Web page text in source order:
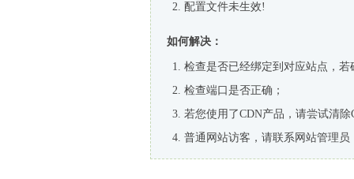
配置文件未生效!
如何解决：
检查是否已经绑定到对应站点，
检查端口是否正确；
若您使用了CDN产品，请尝试清除
普通网站访客，请联系网站管理员